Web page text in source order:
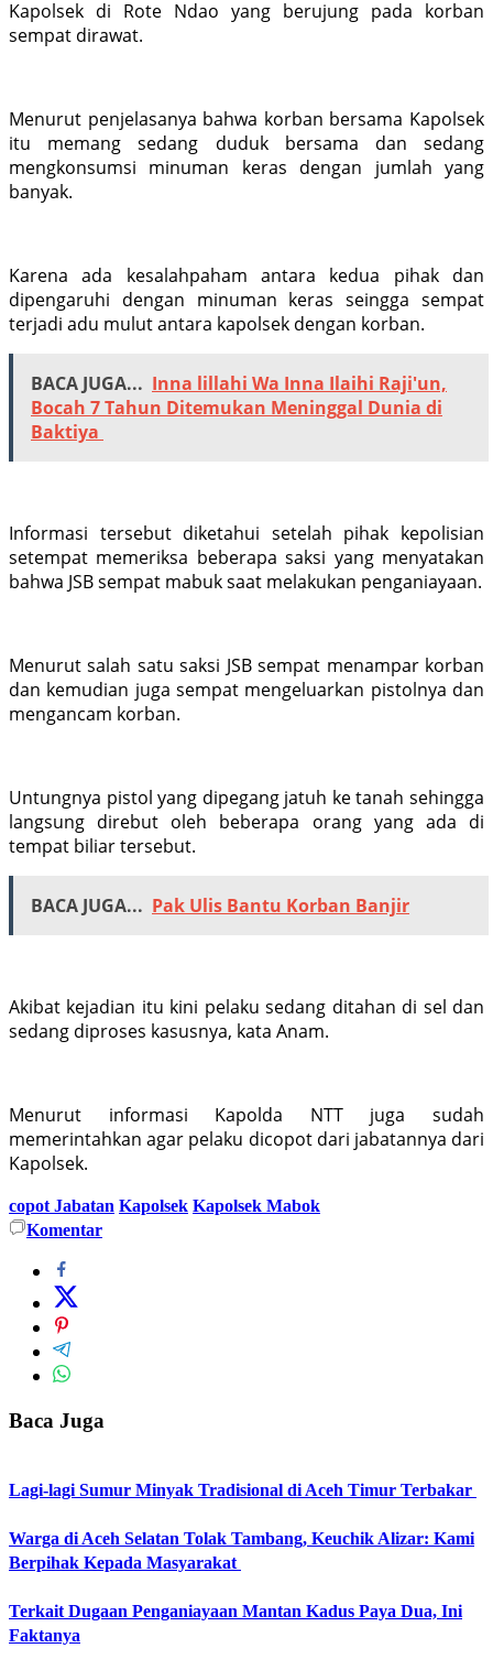
Kapolsek di Rote Ndao yang berujung pada korban
sempat dirawat.
Menurut penjelasanya bahwa korban bersama Kapolsek
itu memang sedang duduk bersama dan sedang
mengkonsumsi minuman keras dengan jumlah yang
banyak.
Karena ada kesalahpaham antara kedua pihak dan
dipengaruhi dengan minuman keras seingga sempat
terjadi adu mulut antara kapolsek dengan korban.
BACA JUGA... Inna lillahi Wa Inna Ilaihi Raji'un,
Bocah 7 Tahun Ditemukan Meninggal Dunia di
Baktiya
Informasi tersebut diketahui setelah pihak kepolisian
setempat memeriksa beberapa saksi yang menyatakan
bahwa JSB sempat mabuk saat melakukan penganiayaan.
Menurut salah satu saksi JSB sempat menampar korban
dan kemudian juga sempat mengeluarkan pistolnya dan
mengancam korban.
Untungnya pistol yang dipegang jatuh ke tanah sehingga
langsung direbut oleh beberapa orang yang ada di
tempat biliar tersebut.
BACA JUGA... Pak Ulis Bantu Korban Banjir
Akibat kejadian itu kini pelaku sedang ditahan di sel dan
sedang diproses kasusnya, kata Anam.
Menurut informasi Kapolda NTT juga sudah
memerintahkan agar pelaku dicopot dari jabatannya dari
Kapolsek.
copot Jabatan Kapolsek Kapolsek Mabok
Komentar
Baca Juga
Lagi-lagi Sumur Minyak Tradisional di Aceh Timur Terbakar
Warga di Aceh Selatan Tolak Tambang, Keuchik Alizar: Kami
Berpihak Kepada Masyarakat
Terkait Dugaan Penganiayaan Mantan Kadus Paya Dua, Ini
Faktanya